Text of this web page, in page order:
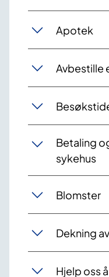
Apotek
Avbestille
Betaling
sykehus
Blomster
Dekning
Hjelp oss